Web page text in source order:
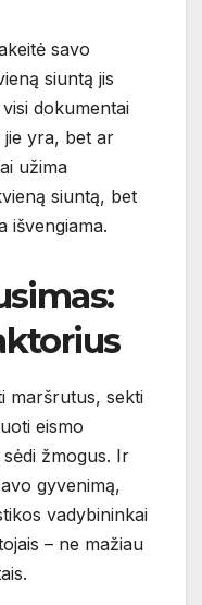
savo
siuntą jis
dokumentai
jie yra, bet ar
užima
siuntą, bet
išvengiama.
maršrutus, sekti
eismo
žmogus. Ir
gyvenimą,
vadybininkai
– ne mažiau